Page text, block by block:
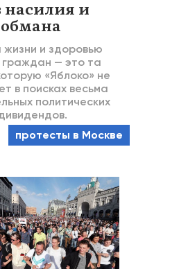
насилия и
обмана
жизни и здоровью
— это та
«Яблоко» не
в поисках весьма
политических
протесты в Москве